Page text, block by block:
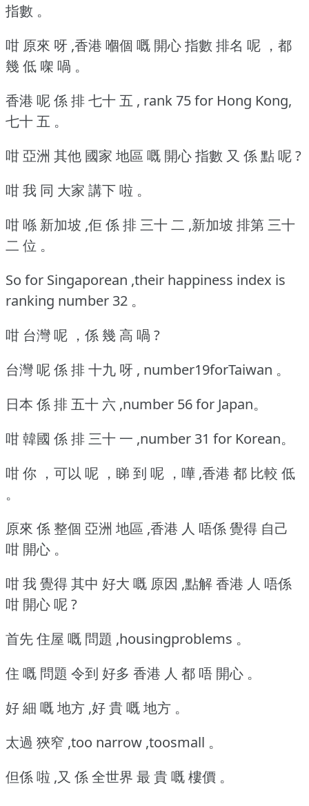
指數 。
咁 原來 呀 ,香港 嗰個 嘅 開心 指數 排名 呢 ，都
幾 低 㗎 喎 。
香港 呢 係 排 七十 五 , rank 75 for Hong Kong,
七十 五 。
咁 亞洲 其他 國家 地區 嘅 開心 指數 又 係 點 呢 ?
咁 我 同 大家 講下 啦 。
咁 喺 新加坡 ,佢 係 排 三十 二 ,新加坡 排第 三十
二 位 。
So for Singaporean ,their happiness index is
ranking number 32 。
咁 台灣 呢 ，係 幾 高 喎 ?
台灣 呢 係 排 十九 呀 , number19forTaiwan 。
日本 係 排 五十 六 ,number 56 for Japan。
咁 韓國 係 排 三十 一 ,number 31 for Korean。
咁 你 ，可以 呢 ，睇 到 呢 ，嘩 ,香港 都 比較 低
。
原來 係 整個 亞洲 地區 ,香港 人 唔係 覺得 自己
咁 開心 。
咁 我 覺得 其中 好大 嘅 原因 ,點解 香港 人 唔係
咁 開心 呢 ?
首先 住屋 嘅 問題 ,housingproblems 。
住 嘅 問題 令到 好多 香港 人 都 唔 開心 。
好 細 嘅 地方 ,好 貴 嘅 地方 。
太過 狹窄 ,too narrow ,toosmall 。
但係 啦 ,又 係 全世界 最 貴 嘅 樓價 。